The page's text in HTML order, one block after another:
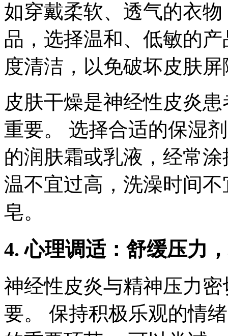
如穿戴柔软、透气的衣
品，选择温和、低敏的
度清洁，以免破坏皮肤屏
皮肤干燥是神经性皮炎
重要。 选择合适的保湿
的润肤霜或乳液，经常
温不宜过高，洗澡时间
皂。
4. 心理调适：舒缓压力
神经性皮炎与精神压力
要。 保持积极乐观的情